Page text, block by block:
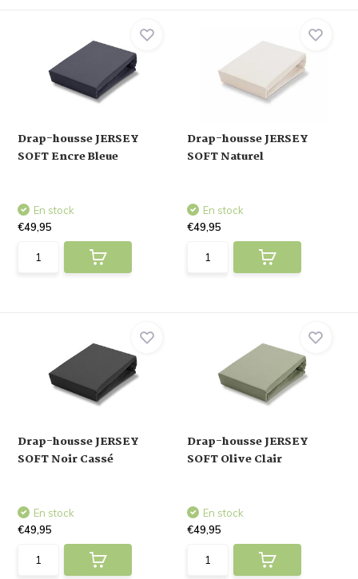
Drap-housse JERSEY
SOFT Encre Bleue
En stock
€49,95
Drap-housse JERSEY
SOFT Naturel
En stock
€49,95
Drap-housse JERSEY
SOFT Noir Cassé
En stock
€49,95
Drap-housse JERSEY
SOFT Olive Clair
En stock
€49,95